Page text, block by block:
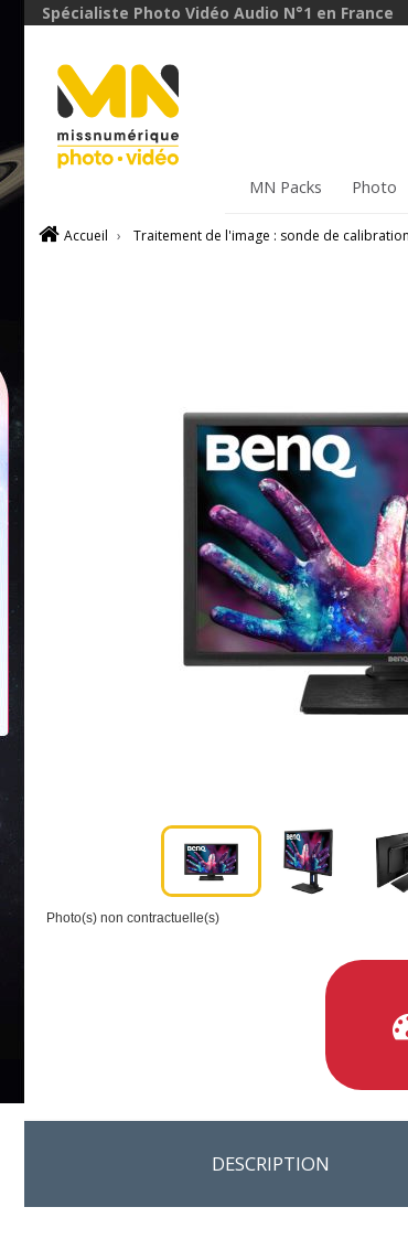
Spécialiste Photo Vidéo Audio N°1 en France
MN Packs Photo
Accueil › Traitement de l'image : sonde de
Photo(s) non contractuelle(s)
DESCRIPTION